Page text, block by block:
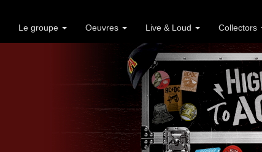
Le groupe Oeuvres Live & Loud Collectors